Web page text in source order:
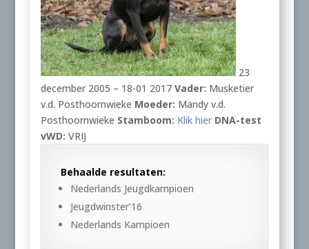
23
december 2005 – 18-01 2017 Vader: Musketier
v.d. Posthoornwieke Moeder: Mandy v.d.
Posthoornwieke Stamboom: Klik hier DNA-test
vWD: VRIJ
Behaalde resultaten:
Nederlands Jeugdkampioen
Jeugdwinster’16
Nederlands Kampioen